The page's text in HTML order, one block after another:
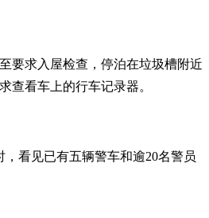
要求入屋检查，停泊在垃圾槽附近
查看车上的行车记录器。
看见已有五辆警车和逾20名警员